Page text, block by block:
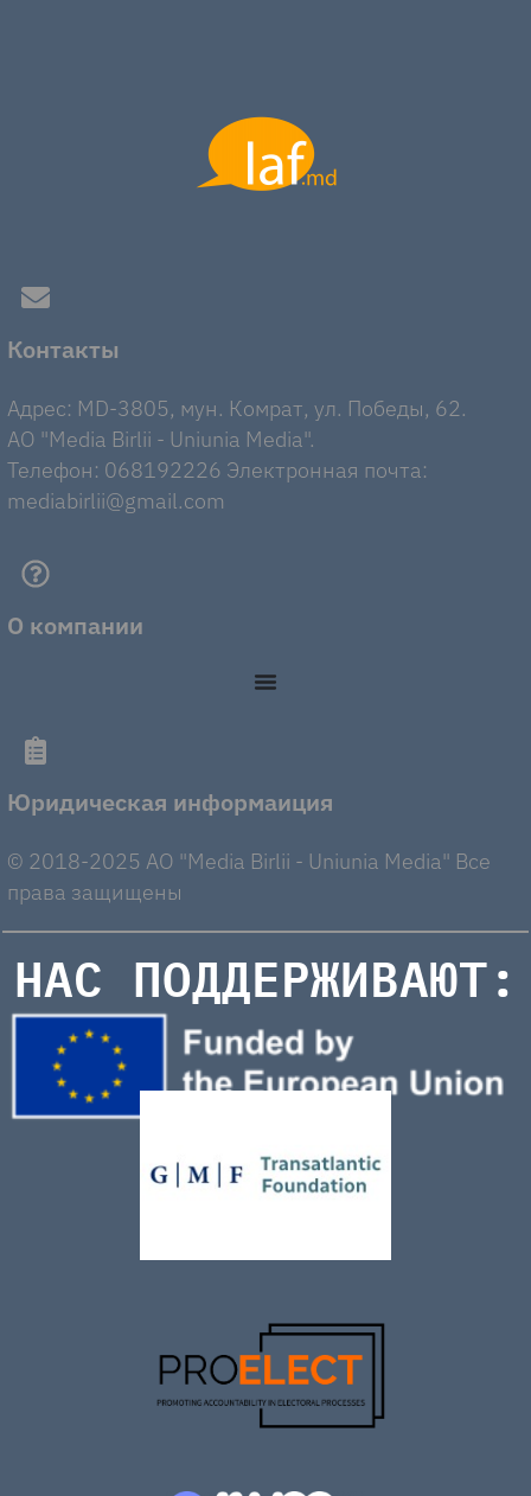
Контакты
Адрес: MD-3805, мун. Комрат, ул. Победы, 62.
AO "Media Birlii - Uniunia Media".
Телефон: 068192226 Электронная почта:
mediabirlii@gmail.com
О компании
Юридическая информаиция
© 2018-2025 AO "Media Birlii - Uniunia Media" Все
права защищены
НАС ПОДДЕРЖИВАЮТ: